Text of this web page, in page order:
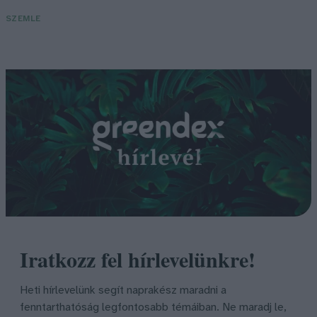
SZEMLE
Iratkozz fel hírlevelünkre!
Heti hírlevelünk segít naprakész maradni a
fenntarthatóság legfontosabb témáiban. Ne maradj le,